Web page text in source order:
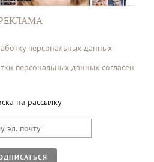
персональных данных
персональных данных согласен
на рассылку